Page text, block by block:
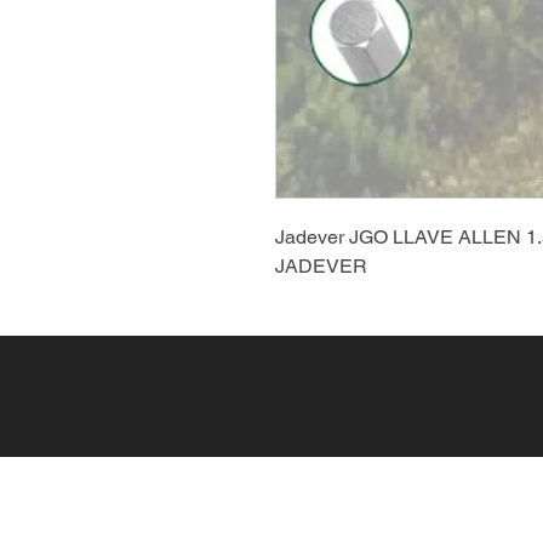
Jadever JGO LLAVE ALLEN
JADEVER